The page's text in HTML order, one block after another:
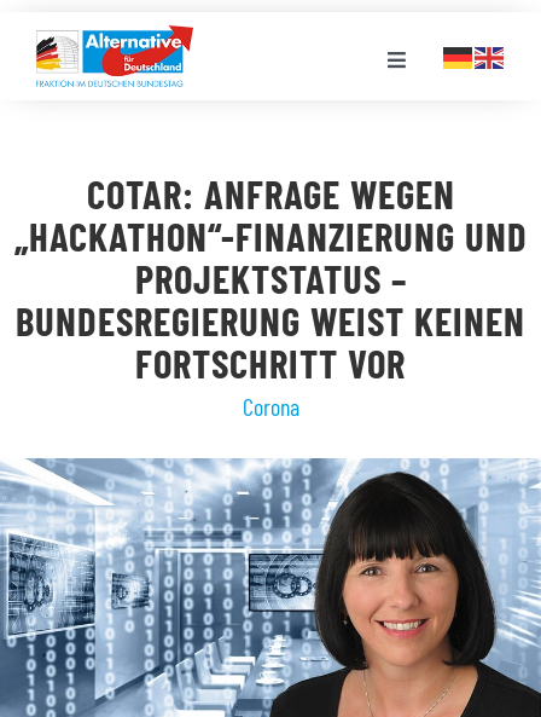
Inhalt
springen
Toggle
LANDESGRUPPEN
VERANSTALTUNGEN
STELLENPORTAL
MEDIATHEK
COTAR: ANFRAGE WEGEN
„HACKATHON“-FINANZIERUNG UND
PROJEKTSTATUS –
BUNDESREGIERUNG WEIST KEINEN
FORTSCHRITT VOR
Corona